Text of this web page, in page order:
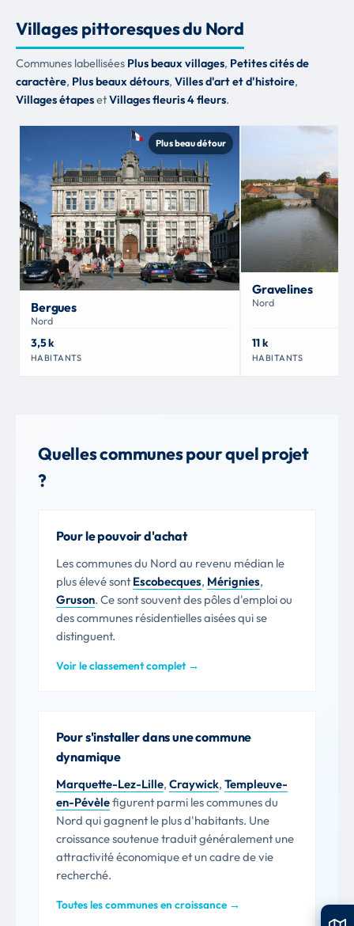
Villages pittoresques du Nord
Communes labellisées Plus beaux villages, Petites cités de
caractère, Plus beaux détours, Villes d'art et d'histoire,
Villages étapesetVillages fleuris 4 fleurs.
Plus beau détour
Bergues
Nord
3,5 k
HABITANTS
Gravelines
Nord
11 k
HABITANTS
Quelles communes pour quel projet
?
Pour le pouvoir d'achat
Les communes du Nord au revenu médian le
plus élevé sontEscobecques, Mérignies,
Gruson. Ce sont souvent des pôles d'emploi ou
des communes résidentielles aisées qui se
distinguent.
Voir le classement complet →
Pour s'installer dans une commune
dynamique
Marquette-Lez-Lille, Craywick, Templeuve-
en-Pévèlefigurent parmi les communes du
Nord qui gagnent le plus d'habitants. Une
croissance soutenue traduit généralement une
attractivité économique et un cadre de vie
recherché.
Toutes les communes en croissance →